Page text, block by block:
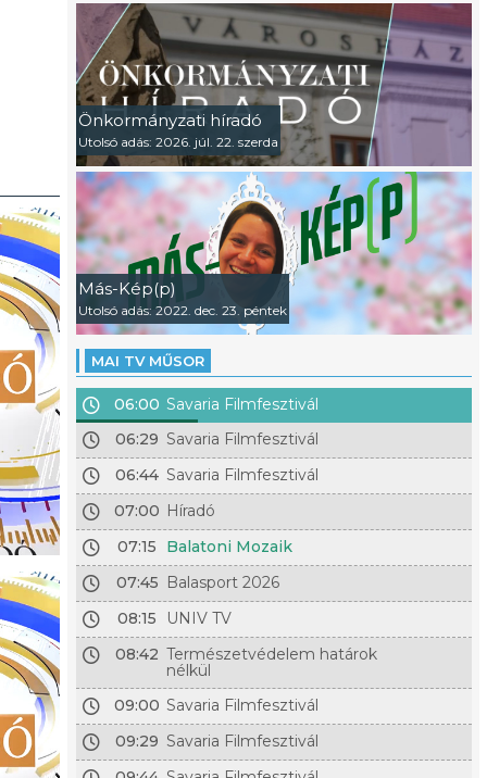
Híradó 2026. augusztus 06.
- Aszály: katasztrofális a vízhiány, a Balaton vízállása 54
- Georgikon: rekordszámban vettek fel hallgatókat
Keszthelyre!
- Vöröskereszt: retro véradást szerveztek, nagy
donorokra!
Önkormányzati híradó
Utolsó adás: 2026. júl. 22. szerda
Más-Kép(p)
Utolsó adás: 2022. dec. 23. péntek
MAI TV MŰSOR
06:00 Savaria Filmfesztivál
06:29 Savaria Filmfesztivál
06:44 Savaria Filmfesztivál
07:00 Híradó
07:15
Balatoni Mozaik
07:45 Balasport 2026
08:15
UNIV TV
08:42 Természetvédelem határok
nélkül
09:00 Savaria Filmfesztivál
09:29 Savaria Filmfesztivál